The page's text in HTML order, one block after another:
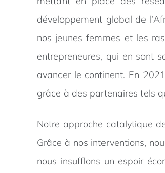
développement global de
nos jeunes femmes et les
entrepreneures, qui en sont
avancer le continent. En
grâce à des partenaires tels
Notre approche catalytique
Grâce à nos interventions,
nous insufflons un espoir